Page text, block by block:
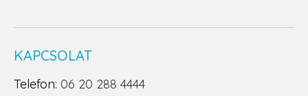
KAPCSOLAT
Telefon: 06 20 288 4444